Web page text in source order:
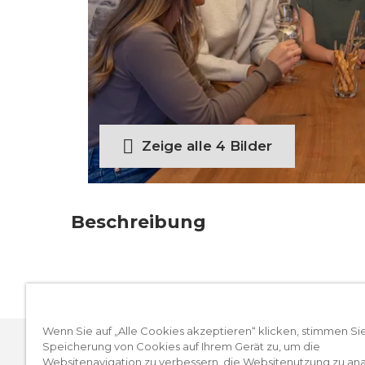
Zeige alle 4 Bilder
Beschreibung
getratscht, geliebt und gestritten wurde
legendären Kulturkneipen. Mit
Weisswein im Gewölbekeller und
Historisch, unterhaltsam, genussvoll –
Wenn Sie auf „Alle Cookies akzeptieren“ klicken, stimmen
Speicherung von Cookies auf Ihrem Gerät zu, um die
Websitenavigation zu verbessern, die Websitenutzung zu